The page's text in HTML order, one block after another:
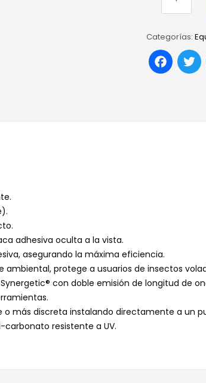
Categorías:
adhesiva oculta a la vista.
asegurando la máxima eficiencia.
ambiental, protege a usuarios de insectos
con doble emisión de longitud de
o más discreta instalando directamente a un
carbonato resistente a UV.